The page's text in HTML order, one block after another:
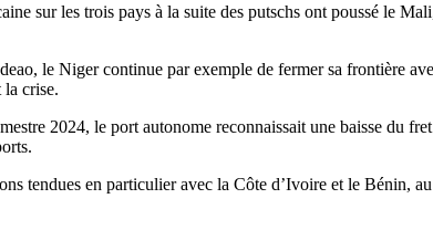
sur les trois pays à la suite des putschs ont poussé le
le Niger continue par exemple de fermer sa frontière
crise.
2024, le port autonome reconnaissait une baisse du
tendues en particulier avec la Côte d’Ivoire et le Bénin,